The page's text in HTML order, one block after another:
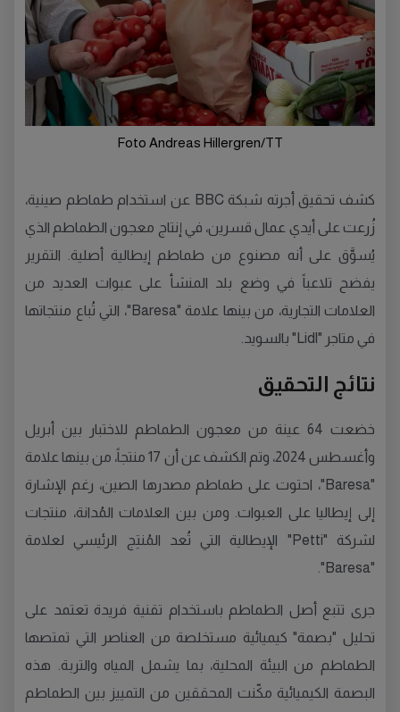
Foto Andreas Hillergren/TT
كشف تحقيق أجرته شبكة BBC عن استخدام طماطم صينية،
زُرعت على أيدي عمال قسرين، في إنتاج معجون الطماطم الذي
يُسوَّق على أنه مصنوع من طماطم إيطالية أصلية. التقرير
يفضح تلاعباً في وضع بلد المنشأ على عبوات العديد من
العلامات التجارية، من بينها علامة "Baresa"، التي تُباع منتجاتها
في متاجر "Lidl" بالسويد.
نتائج التحقيق
خضعت 64 عينة من معجون الطماطم للاختبار بين أبريل
وأغسطس 2024، وتم الكشف عن أن 17 منتجاً، من بينها علامة
"Baresa"، احتوت على طماطم مصدرها الصين، رغم الإشارة
إلى إيطاليا على العبوات. ومن بين العلامات المُدانة، منتجات
لشركة "Petti" الإيطالية التي تُعد المُنتِج الرئيسي لعلامة
"Baresa".
جرى تتبع أصل الطماطم باستخدام تقنية فريدة تعتمد على
تحليل "بصمة" كيميائية مستخلصة من العناصر التي تمتصها
الطماطم من البيئة المحلية، بما يشمل المياه والتربة. هذه
البصمة الكيميائية مكّنت المحققين من التمييز بين الطماطم